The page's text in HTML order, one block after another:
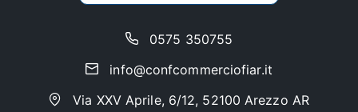
0575 350755
info@confcommerciofiar.it
Via XXV Aprile, 6/12, 52100 Arezzo AR